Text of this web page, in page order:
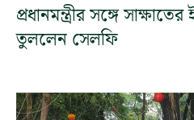
প্রধানমন্ত্রীর সঙ্গে
তুললেন সেলফি